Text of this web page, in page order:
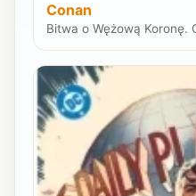
Conan
Bitwa o Wężową Koronę.